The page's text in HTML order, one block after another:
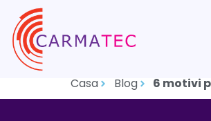
Casa Blog 6 motivi